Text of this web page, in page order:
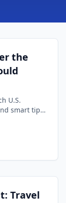
the
U.S.
smart tips
Travel